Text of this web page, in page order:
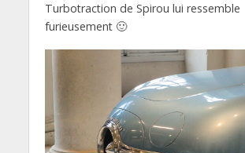
Turbotraction de Spirou lui ressemble
furieusement 🙂